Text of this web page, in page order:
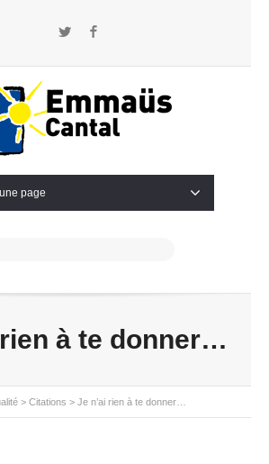
Twitter
page
rien à te donner…
> Citations > Je n’ai rien à te donner…